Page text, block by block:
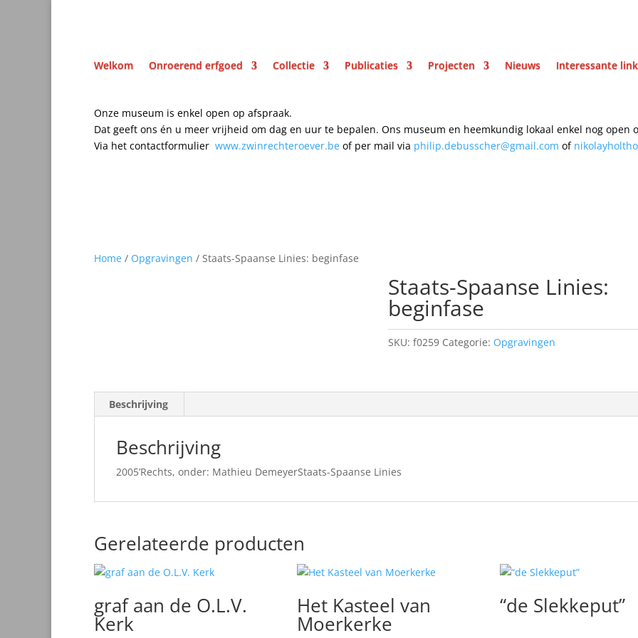
Welkom Onroerend erfgoed Collectie Publicaties Projecten Nieuws Interessante
Onze museum is enkel open op afspraak.
Dat geeft ons én u meer vrijheid om dag en uur te bepalen. Ons museum en heemkundig lokaal enkel nog open
Via het contactformulier www.zwinrechteroever.be of per mail via philip.debusscher@gmail.com of
Home / Opgravingen / Staats-Spaanse Linies: beginfase
Staats-Spaanse Linies:
beginfase
SKU:f0259 Categorie: Opgravingen
Beschrijving
Beschrijving
2005’Rechts, onder: Mathieu DemeyerStaats-Spaanse Linies
Gerelateerde producten
graf aan de O.L.V.
Kerk
Het Kasteel van
Moerkerke
“de Slekkeput”